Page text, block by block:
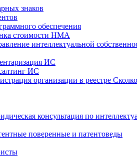
знаков
обеспечения
стоимости НМА
интеллектуальной
ИС
ИС
организации в реестре
консультация по
поверенные и патентоведы